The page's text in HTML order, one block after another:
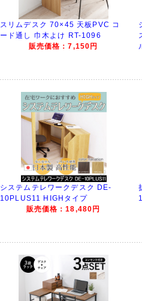
スリムデスク 70×45 天板PVC コ
ード通し 巾木よけ RT-1096
販売価格：7,150円
システムテレワークデスク DE-
10PLUS11 HIGHタイプ
販売価格：18,480円